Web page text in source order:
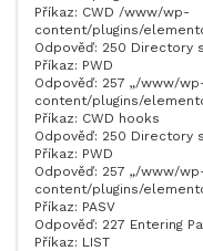
Příkaz: CWD /www/wp-
content/plugins/
Odpověď: 250 Directory
Příkaz: PWD
Odpověď: 257 „/www/
content/plugins/
Příkaz: CWD hooks
Odpověď: 250 Directory
Příkaz: PWD
Odpověď: 257 „/www/
content/plugins/
Příkaz: PASV
Odpověď: 227 Entering
Příkaz: LIST